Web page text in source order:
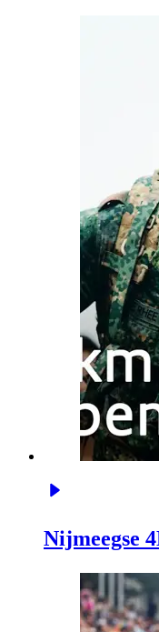
Nijmeegse